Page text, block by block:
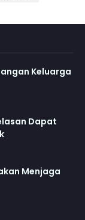
Keluarga
Dapat
Menjaga